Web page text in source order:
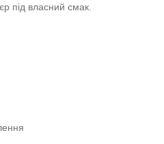
під власний смак.